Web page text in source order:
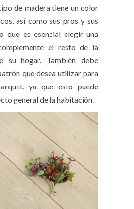
de madera tiene un color
así como sus pros y sus
que es esencial elegir una
el resto de la
su hogar. También debe
que desea utilizar para
ya que esto puede
general de la habitación.